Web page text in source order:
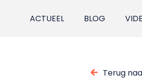
ACTUEEL BLOG
Terug